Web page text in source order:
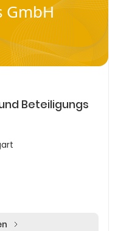
GmbH
Beteiligungs